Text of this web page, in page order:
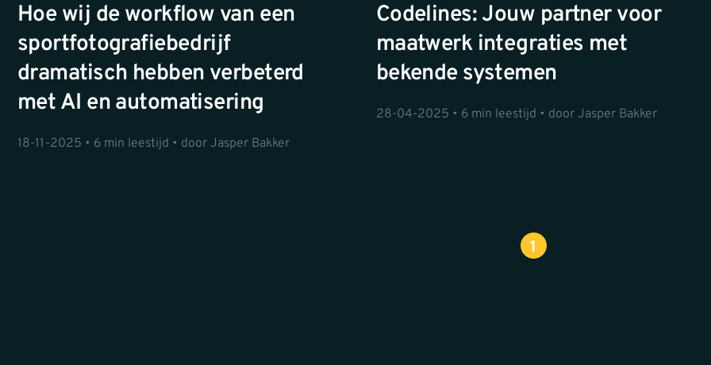
Hoe wij de workflow van een
sportfotografiebedrijf
dramatisch hebben verbeterd
met AI en automatisering
18-11-2025 • 6 min leestijd • door Jasper Bakker
Codelines: Jouw partner voor
maatwerk integraties met
bekende systemen
28-04-2025 • 6 min leestijd • door Jasper Bakker
1